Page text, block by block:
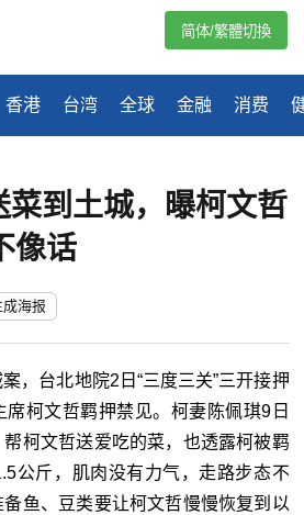
香港 台湾 全球 金融 消费
简体/繁體切換
菜到土城，曝柯文哲
像话
成海报
，台北地院2日“三度三关”三开接押
柯文哲羁押禁见。柯妻陈佩琪9日
柯文哲送爱吃的菜，也透露柯被羁
公斤，肌肉没有力气，走路步态不
鱼、豆类要让柯文哲慢慢恢复到以